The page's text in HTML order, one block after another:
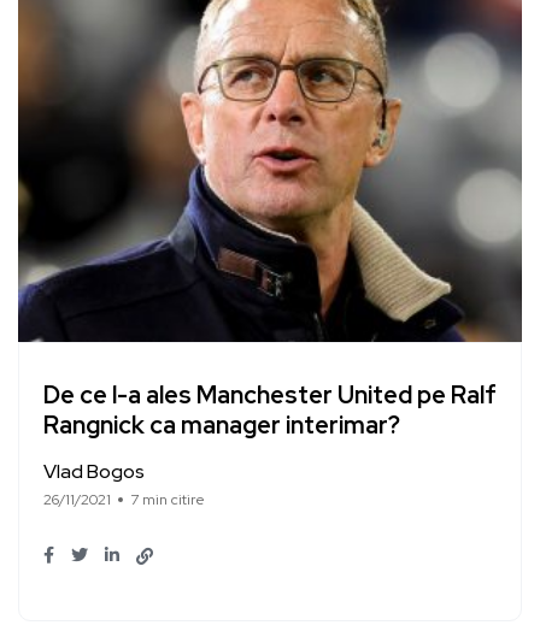
De ce l-a ales Manchester United pe Ralf
Rangnick ca manager interimar?
Vlad Bogos
26/11/2021 7 min citire